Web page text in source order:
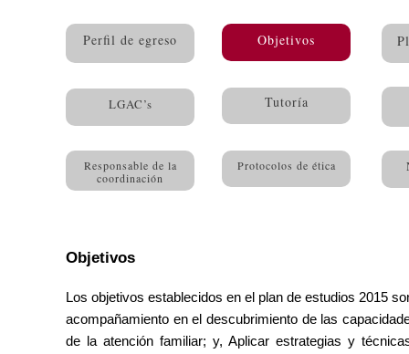
Perfil de egreso Objetivos
LGAC’s Tutoría
Responsable de la
coordinación
Protocolos de ética
Objetivos
Los objetivos establecidos en el plan de estudios 2015
acompañamiento en el descubrimiento de las
de la atención familiar; y, Aplicar estrategias y